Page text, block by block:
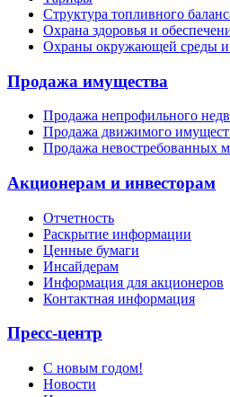
Структура топливного
Охрана здоровья и
Охраны окружающей среды и
Продажа имущества
Продажа непрофильного
Продажа движимого
Продажа невостребованных
Акционерам и инвесторам
Отчетность
Раскрытие информации
Ценные бумаги
Инсайдерам
Информация для акционеров
Контактная информация
Пресс-центр
С новым годом!
Новости